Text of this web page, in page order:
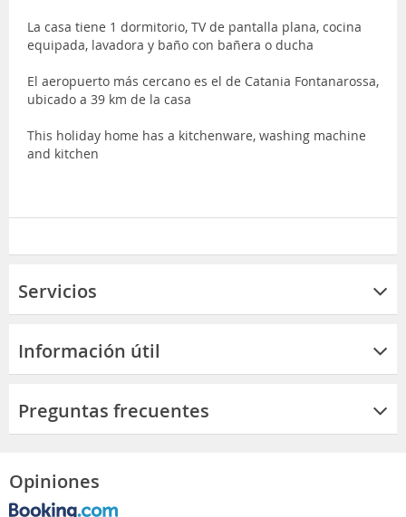
La casa tiene 1 dormitorio, TV de pantalla plana, cocina
equipada, lavadora y baño con bañera o ducha
El aeropuerto más cercano es el de Catania Fontanarossa,
ubicado a 39 km de la casa
This holiday home has a kitchenware, washing machine
and kitchen
Servicios
Información útil
Preguntas frecuentes
Opiniones